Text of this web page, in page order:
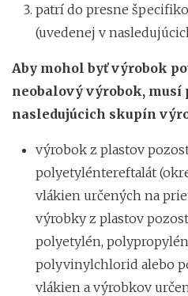
patrí do presne
(uvedenej v
Aby mohol byť výrobok
neobalový výrobok, musí
nasledujúcich skupín
výrobok z plastov
polyetyléntereftalát
vlákien určených na
výrobky z plastov
polyetylén,
polyvinylchlorid alebo
vlákien a výrobkov